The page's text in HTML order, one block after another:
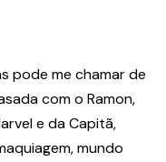
pode me chamar de
com o Ramon,
e da Capitã,
mundo